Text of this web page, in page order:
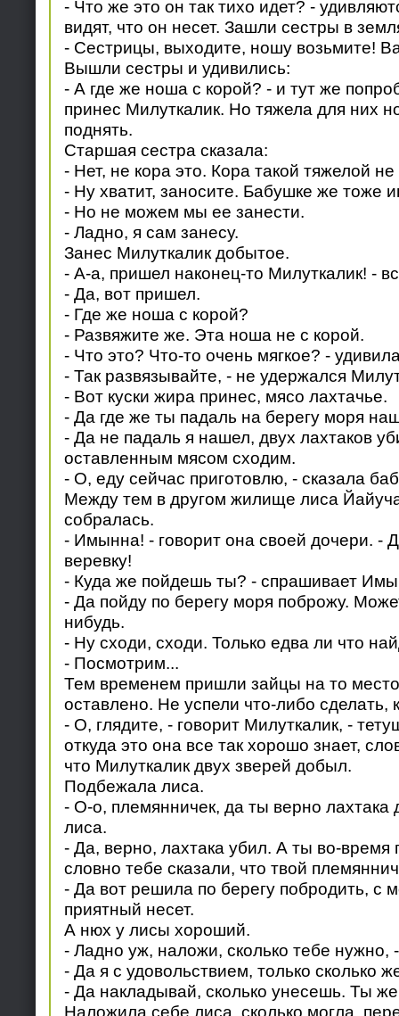
- Что же это он так тихо идет? -
видят, что он несет. Зашли сестры в
- Сестрицы, выходите, ношу возьмите!
Вышли сестры и удивились:
- А где же ноша с корой? - и тут же
принес Милуткалик. Но тяжела для них
поднять.
Старшая сестра сказала:
- Нет, не кора это. Кора такой тяжелой не
- Ну хватит, заносите. Бабушке же тоже
- Но не можем мы ее занести.
- Ладно, я сам занесу.
Занес Милуткалик добытое.
- А-а, пришел наконец-то Милуткалик! -
- Да, вот пришел.
- Где же ноша с корой?
- Развяжите же. Эта ноша не с корой.
- Что это? Что-то очень мягкое? -
- Так развязывайте, - не удержался
- Вот куски жира принес, мясо лахтачье.
- Да где же ты падаль на берегу моря
- Да не падаль я нашел, двух лахтаков
оставленным мясом сходим.
- О, еду сейчас приготовлю, - сказала
Между тем в другом жилище лиса
собралась.
- Имынна! - говорит она своей дочери. -
веревку!
- Куда же пойдешь ты? - спрашивает
- Да пойду по берегу моря поброжу.
нибудь.
- Ну сходи, сходи. Только едва ли что
- Посмотрим...
Тем временем пришли зайцы на то
оставлено. Не успели что-либо сделать,
- О, глядите, - говорит Милуткалик, -
откуда это она все так хорошо знает,
что Милуткалик двух зверей добыл.
Подбежала лиса.
- О-о, племянничек, да ты верно лахтака
лиса.
- Да, верно, лахтака убил. А ты во-
словно тебе сказали, что твой
- Да вот решила по берегу побродить, с
приятный несет.
А нюх у лисы хороший.
- Ладно уж, наложи, сколько тебе нужно,
- Да я с удовольствием, только сколько
- Да накладывай, сколько унесешь. Ты
Наложила себе лиса, сколько могла,